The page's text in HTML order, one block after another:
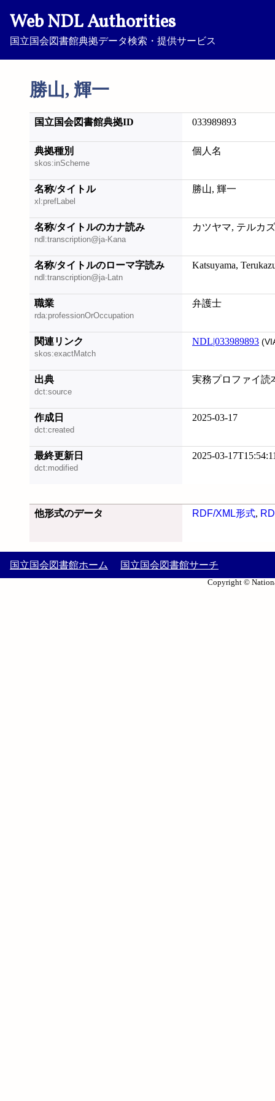
Web NDL Authorities
国立国会図書館典拠データ検索・提供サービス
勝山, 輝一
国立国会図書館典拠ID 033989893
典拠種別
skos:inScheme
個人名
名称/タイトル
xl:prefLabel
勝山, 輝一
名称/タイトルのカナ読み
ndl:transcription@ja-Kana
カツヤマ, テルカズ
名称/タイトルのローマ字読み
ndl:transcription@ja-Latn
Katsuyama,
職業
rda:professionOrOccupation
弁護士
関連リンク
skos:exactMatch
NDL|033989893
出典
dct:source
実務プロファイ読
作成日
dct:created
2025-03-17
最終更新日
dct:modified
2025-03-
他形式のデータ RDF/XML形式,
国立国会図書館ホーム 国立国会図書館サーチ
Copyright ©